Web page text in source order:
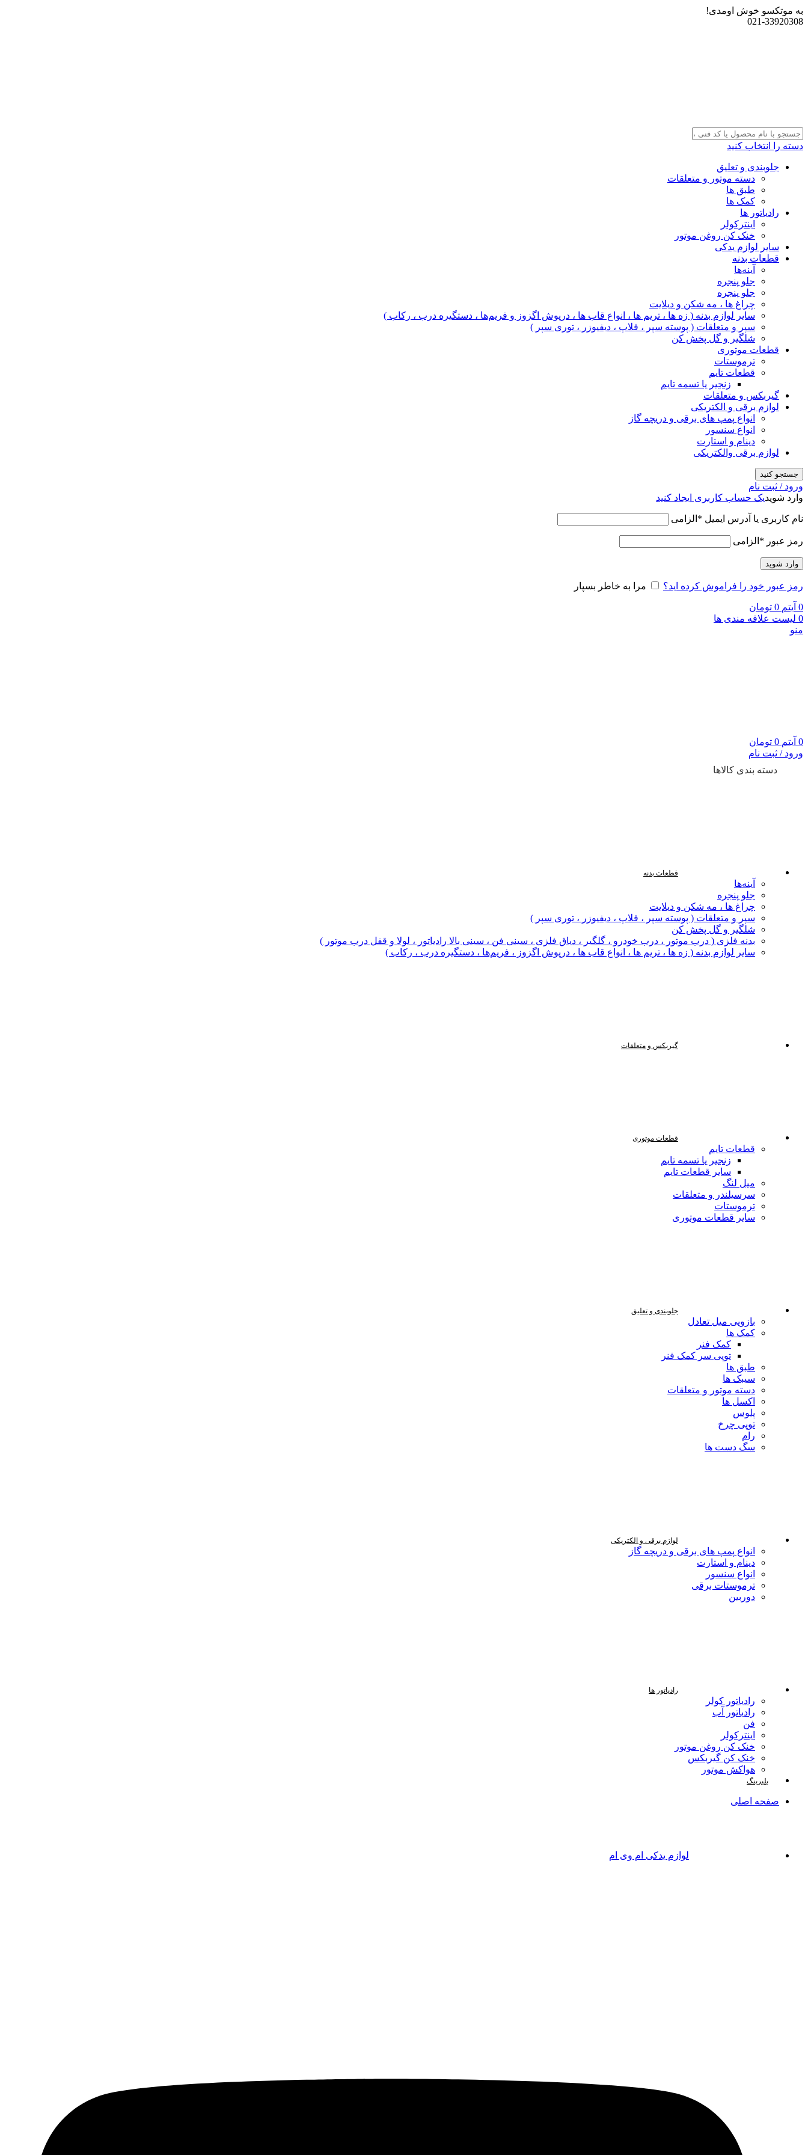
به موتکسو خوش اومدی!
021-33920308
دسته را انتخاب کنید
جلوبندی و تعلیق
دسته موتور و متعلقات
طبق ها
کمک ها
رادیاتور ها
اینترکولر
خنک کن روغن موتور
سایر لوازم یدکی
قطعات بدنه
آینه‌ها
جلو پنجره
جلو پنجره
چراغ‌ ها ، مه‌ شکن و دیلایت
سایر لوازم بدنه ( زه ها ، تریم ها ، انواع قاب ها ، درپوش اگزوز و فریم‌ها ، دستگیره درب ، رکاب )
سپر و متعلقات ( پوسته سپر ، فلاپ ، دیفیوزر ، توری سپر )
شلگیر و گل‌ پخش‌ کن
قطعات موتوری
ترموستات
قطعات تایم
زنجیر یا تسمه تایم
گیربکس و متعلقات
لوازم برقی و الکتریکی
انواع پمپ های برقی و دریچه گاز
انواع سنسور
دینام و استارت
لوازم برقی والکتریکی
جستجو کنید
ورود / ثبت نام
وارد شویدیک حساب کاربری ایجاد کنید
نام کاربری یا آدرس ایمیل * الزامی
رمز عبور * الزامی
وارد شوید
رمز عبور خود را فراموش کرده اید؟ مرا به خاطر بسپار
0 آیتم 0 تومان
0 لیست علاقه مندی ها
منو
0 آیتم 0 تومان
ورود / ثبت نام
دسته بندی کالاها
قطعات بدنه
آینه‌ها
جلو پنجره
چراغ‌ ها ، مه‌ شکن و دیلایت
سپر و متعلقات ( پوسته سپر ، فلاپ ، دیفیوزر ، توری سپر )
شلگیر و گل‌ پخش‌ کن
بدنه فلزی ( درب موتور ، درب خودرو ، گلگیر ، دیاق فلزی ، سینی فن ، سینی بالا رادیاتور ، لولا و قفل درب موتور )
سایر لوازم بدنه ( زه ها ، تریم ها ، انواع قاب ها ، درپوش اگزوز ، فریم‌ها ، دستگیره درب ، رکاب )
گیربکس و متعلقات
قطعات موتوری
قطعات تایم
زنجیر یا تسمه تایم
سایر قطعات تایم
میل لنگ
سرسیلندر و متعلقات
ترموستات
سایر قطعات موتوری
جلوبندی و تعلیق
بازویی میل تعادل
کمک ها
کمک فنر
توپی سر کمک فنر
طبق ها
سیبک ها
دسته موتور و متعلقات
اکسل ها
پلوس
توپی چرخ
رام
سگ دست ها
لوازم برقی و الکتریکی
انواع پمپ های برقی و دریچه گاز
دینام و استارت
انواع سنسور
ترموستات برقی
دوربین
رادیاتور ها
رادیاتور کولر
رادیاتور آب
فن
اینترکولر
خنک کن روغن موتور
خنک کن گیربکس
هواکش موتور
بلبرینگ
صفحه اصلی
لوازم یدکی ام وی ام